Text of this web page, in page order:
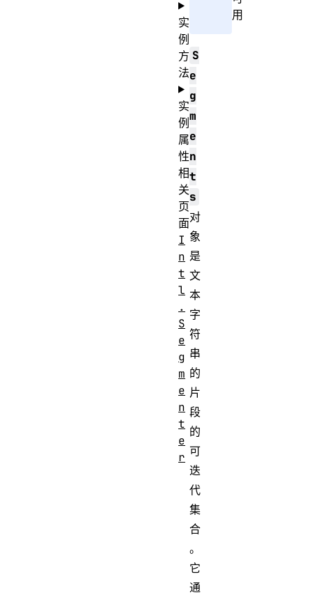
用
S
e
g
m
e
n
t
s
对
象
是
文
本
字
符
串
的
片
段
的
可
迭
代
集
合
。
它
通
实
例
方
法
实
例
属
性
相
关
页
面
I
n
t
l
.
S
e
g
m
e
n
t
e
r